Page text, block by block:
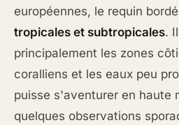
européennes, le requin
tropicales et subtropicales.
principalement les zones
coralliens et les eaux peu
puisse s'aventurer en haute
quelques observations